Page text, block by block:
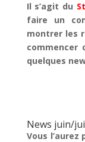
Il s’agit du
faire un
montrer les
quelques
News juin/
Vous